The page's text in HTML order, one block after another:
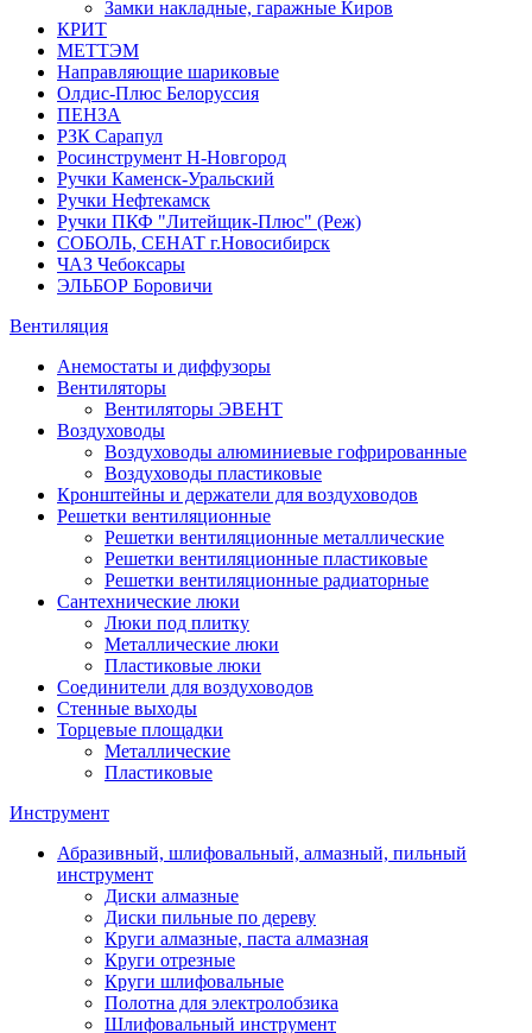
Замки накладные, гаражные Киров
КРИТ
МЕТТЭМ
Направляющие шариковые
Олдис-Плюс Белоруссия
ПЕНЗА
РЗК Сарапул
Росинструмент Н-Новгород
Ручки Каменск-Уральский
Ручки Нефтекамск
Ручки ПКФ "Литейщик-Плюс" (Реж)
СОБОЛЬ, СЕНАТ г.Новосибирск
ЧАЗ Чебоксары
ЭЛЬБОР Боровичи
Вентиляция
Анемостаты и диффузоры
Вентиляторы
Вентиляторы ЭВЕНТ
Воздуховоды
Воздуховоды алюминиевые гофрированные
Воздуховоды пластиковые
Кронштейны и держатели для воздуховодов
Решетки вентиляционные
Решетки вентиляционные металлические
Решетки вентиляционные пластиковые
Решетки вентиляционные радиаторные
Сантехнические люки
Люки под плитку
Металлические люки
Пластиковые люки
Соединители для воздуховодов
Стенные выходы
Торцевые площадки
Металлические
Пластиковые
Инструмент
Абразивный, шлифовальный, алмазный, пильный
инструмент
Диски алмазные
Диски пильные по дереву
Круги алмазные, паста алмазная
Круги отрезные
Круги шлифовальные
Полотна для электролобзика
Шлифовальный инструмент